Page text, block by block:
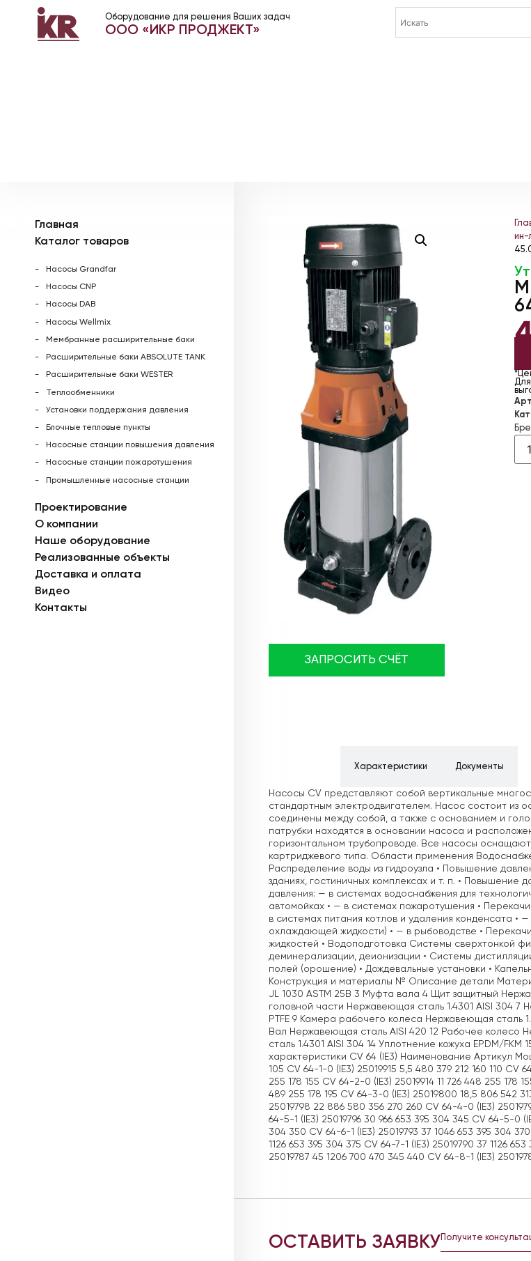
Оборудование для решения Ваших задач
ООО «ИКР ПРОДЖЕКТ»
Главная
Каталог товаров
Насосы Grandfar
Насосы CNP
Насосы DAB
Насосы Wellmix
Мембранные расширительные баки
Расширительные баки ABSOLUTE TANK
Расширительные баки WESTER
Теплообменники
Установки поддержания давления
Блочные тепловые пункты
Насосные станции повышения давления
Насосные станции пожаротушения
Промышленные насосные станции
Проектирование
О компании
Наше оборудование
Реализованные объекты
Доставка и оплата
Видео
Контакты
ЗАПРОСИТЬ СЧЁТ
ин-
Характеристики Документы
Насосы CV представляют собой вертикальные
стандартным электродвигателем. Насос состоит из
соединены между собой, а также с основанием и
патрубки находятся в основании насоса и
горизонтальном трубопроводе. Все насосы
картриджевого типа. Области применения
Распределение воды из гидроузла • Повышение
зданиях, гостиничных комплексах и т. п. •
давления: — в системах водоснабжения для
автомойках • — в системах пожаротушения •
в системах питания котлов и удаления конденсата
охлаждающей жидкости) • — в рыбоводстве •
жидкостей • Водоподготовка Системы сверхтонкой
деминерализации, деионизации ◦ Системы
полей (орошение) • Дождевальные установки •
Конструкция и материалы № Описание детали
JL 1030 ASTM 25B 3 Муфта вала 4 Щит защитный
головной части Нержавеющая сталь 1.4301 AISI 304
PTFE 9 Камера рабочего колеса Нержавеющая сталь
Вал Нержавеющая сталь AISI 420 12 Рабочее колесо
сталь 1.4301 AISI 304 14 Уплотнение кожуха EPDM/
характеристики CV 64 (IE3) Наименование Артикул
105 CV 64-1-0 (IE3) 25019915 5,5 480 379 212 160 110 CV
255 178 155 CV 64-2-0 (IE3) 25019914 11 726 448 255 178
489 255 178 195 CV 64-3-0 (IE3) 25019800 18,5 806 542
25019798 22 886 580 356 270 260 CV 64-4-0 (IE3)
64-5-1 (IE3) 25019796 30 966 653 395 304 345 CV 64-5-0
304 350 CV 64-6-1 (IE3) 25019793 37 1046 653 395 304
1126 653 395 304 375 CV 64-7-1 (IE3) 25019790 37 1126
25019787 45 1206 700 470 345 440 CV 64-8-1 (IE3)
ОСТАВИТЬ ЗАЯВКУПолучите